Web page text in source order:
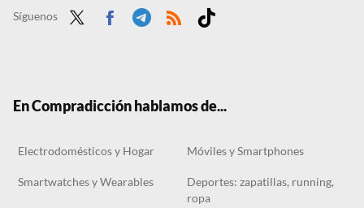
Síguenos
En Compradicción hablamos de...
Electrodomésticos y Hogar Móviles y Smartphones
Smartwatches y Wearables
Deportes: zapatillas, running,
ropa